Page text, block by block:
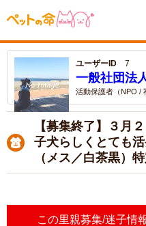
ユーザーID 7
一般社団法
活動保護者（NPO /
【募集終了】３月
子犬らしくとても
（メス／白茶黒）
この里親募集/迷子情